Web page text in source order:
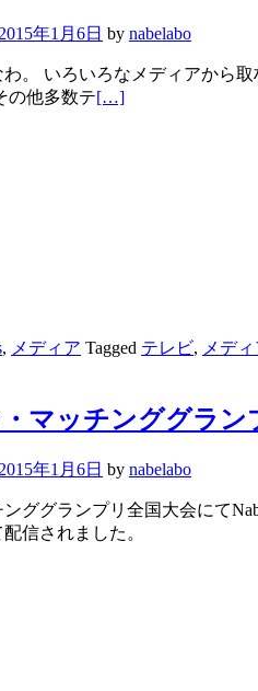
2015年1月6日 by nabelabo
。 いろいろなメディアから
の他多数テ[…]
, メディア Tagged テレビ, メデ
マッチンググラン
2015年1月6日 by nabelabo
ググランプリ全国大会にて
信されました。